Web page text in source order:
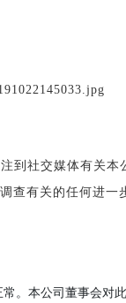
到社交媒体有关本
查有关的任何进一
。本公司董事会对